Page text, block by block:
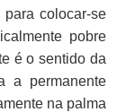
colocar-se
pobre
é o sentido da
a permanente
na palma